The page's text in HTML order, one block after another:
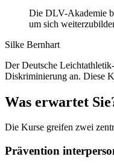
Die DLV-Akademie
um sich
Silke Bernhart
Der Deutsche
Diskriminierung an. Diese
Was erwartet
Die Kurse greifen zwei
Prävention